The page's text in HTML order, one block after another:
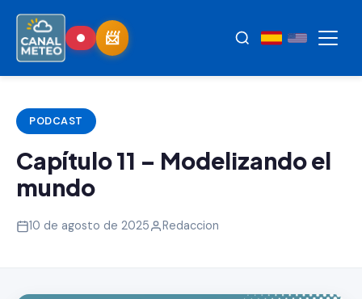
PODCAST
Capítulo 11 – Modelizando el
mundo
10 de agosto de 2025 Redaccion